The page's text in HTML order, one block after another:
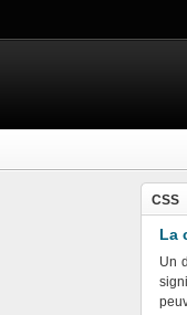
CSS
La
Un